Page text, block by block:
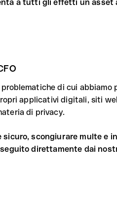
a tutti gli effetti un asset
di cui abbiamo
applicativi digitali, siti
di privacy.
scongiurare multe e
direttamente dai